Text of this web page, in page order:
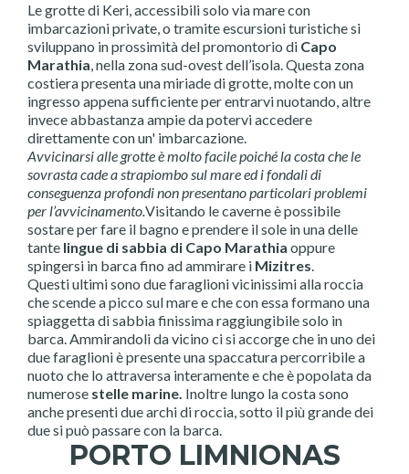
Le grotte di Keri, accessibili solo via mare con
imbarcazioni private, o tramite escursioni turistiche si
sviluppano in prossimità del promontorio di Capo
Marathia, nella zona sud-ovest dell’isola. Questa zona
costiera presenta una miriade di grotte, molte con un
ingresso appena sufficiente per entrarvi nuotando, altre
invece abbastanza ampie da potervi accedere
direttamente con un' imbarcazione.
Avvicinarsi alle grotte è molto facile poiché la costa che le
sovrasta cade a strapiombo sul mare ed i fondali di
conseguenza profondi non presentano particolari problemi
per l’avvicinamento.Visitando le caverne è possibile
sostare per fare il bagno e prendere il sole in una delle
tante lingue di sabbia di Capo Marathia oppure
spingersi in barca fino ad ammirare i Mizitres.
Questi ultimi sono due faraglioni vicinissimi alla roccia
che scende a picco sul mare e che con essa formano una
spiaggetta di sabbia finissima raggiungibile solo in
barca. Ammirandoli da vicino ci si accorge che in uno dei
due faraglioni è presente una spaccatura percorribile a
nuoto che lo attraversa interamente e che è popolata da
numerose stelle marine. Inoltre lungo la costa sono
anche presenti due archi di roccia, sotto il più grande dei
due si può passare con la barca.
PORTO LIMNIONAS